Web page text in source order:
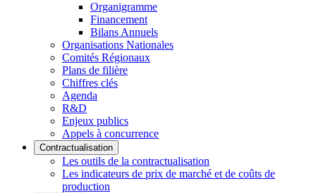
Organigramme
Financement
Bilans Annuels
Organisations Nationales
Comités Régionaux
Plans de filière
Chiffres clés
Agenda
R&D
Enjeux publics
Appels à concurrence
Contractualisation
Les outils de la contractualisation
Les indicateurs de prix de marché et de coûts de
production